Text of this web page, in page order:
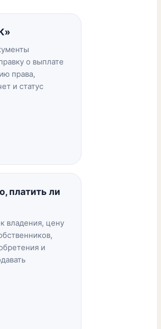
о выплате
права,
и статус
платить ли
владения, цену
и